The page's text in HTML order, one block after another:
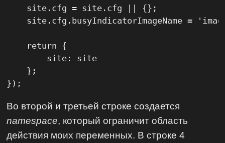
    site.cfg = site.cfg || {};
site.cfg.busyIndicatorImageName =
    return {
        site: site
    };
});
Во второй и третьей строке создается
namespace, который ограничит область
действия моих переменных. В строке 4